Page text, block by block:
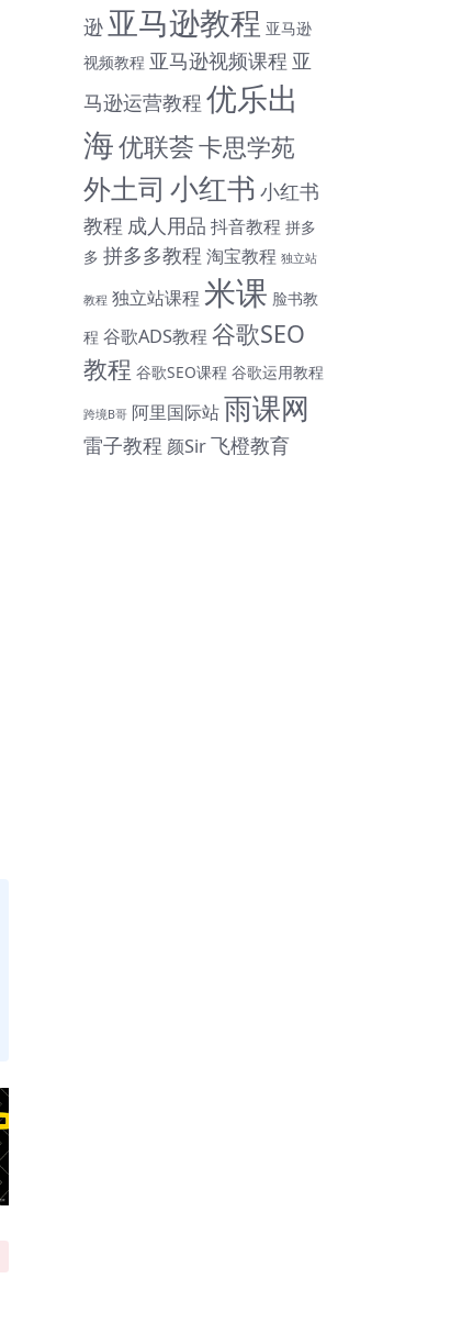
逊 亚马逊教程 亚马逊
视频教程 亚马逊视频课程 亚
马逊运营教程 优乐出
海优联荟卡思学苑
外土司 小红书 小红书
教程 成人用品 抖音教程 拼多
多 拼多多教程 淘宝教程 独立站
教程 独立站课程 米课 脸书教
程 谷歌ADS教程 谷歌SEO
教程 谷歌SEO课程 谷歌运用教程
跨境B哥 阿里国际站雨课网
雷子教程 颜Sir飞橙教育